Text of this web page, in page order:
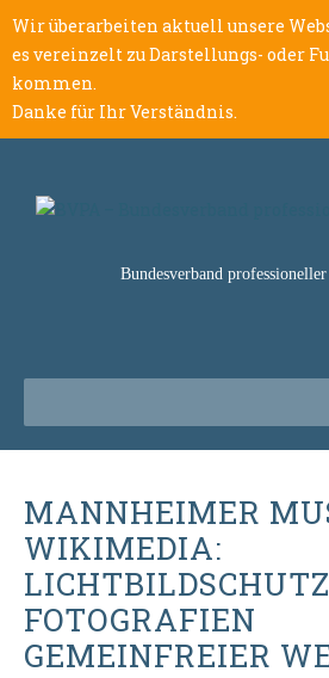
Wir überarbeiten aktuell unsere
es vereinzelt zu Darstellungs- oder
kommen.
Danke für Ihr Verständnis.
Bundesverband
MANNHEIMER
WIKIMEDIA:
FOTOGRAFIEN
GEMEINFREIER